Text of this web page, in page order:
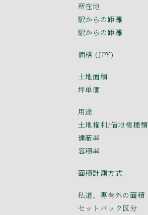
所在地
駅からの距離
駅からの距離
価格 (JPY)
土地面積
坪単価
用途
土地権利/借地権種類
建蔽率
容積率
面積計測方式
私道、専有外の面積
セットバック区分